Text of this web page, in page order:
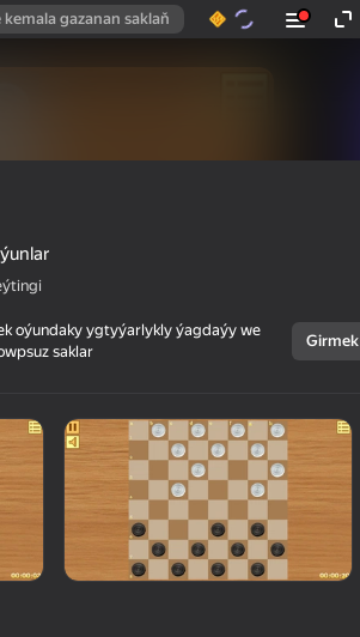
kemala gazanan saklaň
oýundaky ygtyýarlykly ýagdaýy we
saklar
Girmek